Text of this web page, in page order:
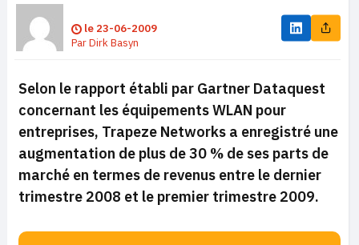
le 23-06-2009
ParDirk Basyn
Selon le rapport établi par Gartner Dataquest
concernant les équipements WLAN pour
entreprises, Trapeze Networks a enregistré une
augmentation de plus de 30 % de ses parts de
marché en termes de revenus entre le dernier
trimestre 2008 et le premier trimestre 2009.